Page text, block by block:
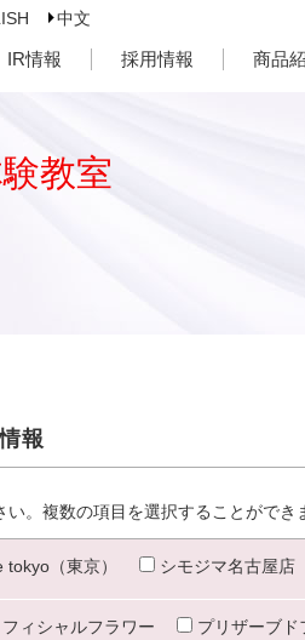
中文
IR情報 採用情報 商品
教室
報
。複数の項目を選択することができ
（東京） シモジマ名古屋店
ィシャルフラワー プリザーブド